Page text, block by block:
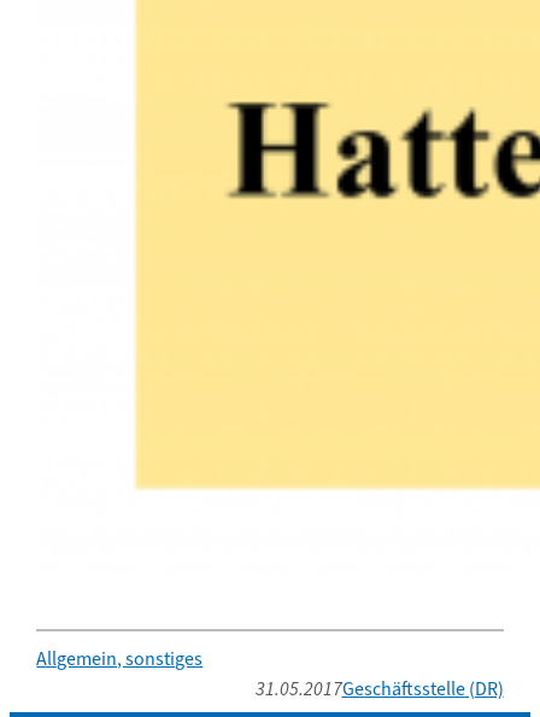
Allgemein, sonstiges
31.05.2017Geschäftsstelle (DR)